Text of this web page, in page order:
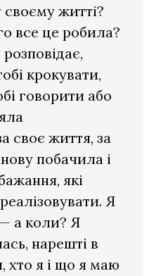
житті?
все це робила?
крокувати,
говорити або
своє життя, за
побачила і
які
Я
а коли? Я
нарешті в
хто я і що я маю